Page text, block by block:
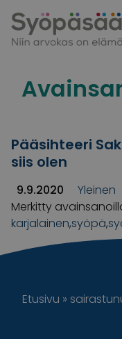
Pääsihteeri
siis olen
9.9.2020
Yleinen
Merkitty
karjalainen,syöpä,
Etusivu »